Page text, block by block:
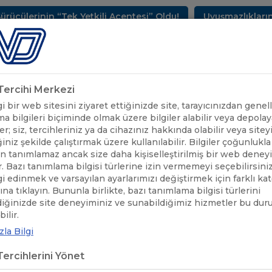
“Tek Yetkili Acentesi” Oldu! Uyuşmazlıkların
SEKTÖREL BİLGİLER UND YAYINLARI
ÖNEMLİ
DUYURULAR
/ HATIRLATMA! TAKAS İŞLEMLERİNİ MÜTEAKİP
TAKAS İŞLEMLERİNİ
Merkezi
bir web sitesini ziyaret ettiğinizde site, tarayıcınızdan
bilgileri biçiminde olmak üzere bilgiler alabilir veya
siz, tercihleriniz ya da cihazınız hakkında olabilir veya siteyi
şekilde çalıştırmak üzere kullanılabilir. Bilgiler
tanımlamaz ancak size daha kişiselleştirilmiş bir web
Bazı tanımlama bilgisi türlerine izin vermemeyi
edinmek ve varsayılan ayarlarımızı değiştirmek için farklı
tıklayın. Bununla birlikte, bazı tanımlama bilgisi türlerini
site deneyiminiz ve sunabildiğimiz hizmetler bu
Bilgi
Yönet